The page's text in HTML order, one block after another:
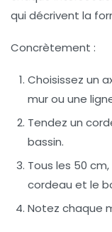
qui décrivent la
Concrètement :
Choisissez un
mur ou une
Tendez un
bassin.
Tous les 50
cordeau et le
Notez chaque